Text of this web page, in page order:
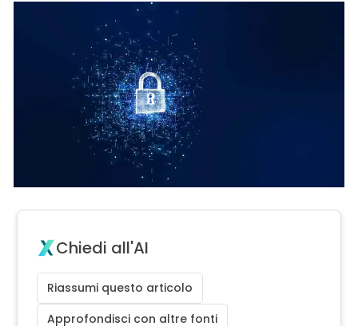
Chiedi all'AI
Riassumi questo articolo
Approfondisci con altre fonti